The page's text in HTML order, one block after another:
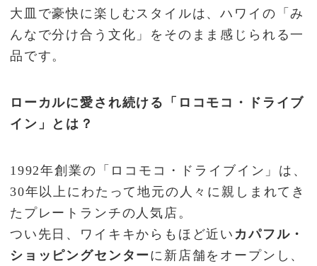
大皿で豪快に楽しむスタイルは、ハワイの「み
んなで分け合う文化」をそのまま感じられる一
品です。
ローカルに愛され続ける「ロコモコ・ドライブ
イン」とは？
1992年創業の「ロコモコ・ドライブイン」は、
30年以上にわたって地元の人々に親しまれてき
たプレートランチの人気店。
つい先日、ワイキキからもほど近い カパフル・
ショッピングセンターに新店舗をオープンし、